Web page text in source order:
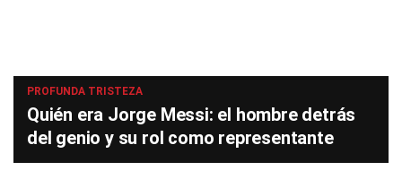
PROFUNDA TRISTEZA
Quién era Jorge Messi: el hombre detrás
del genio y su rol como representante